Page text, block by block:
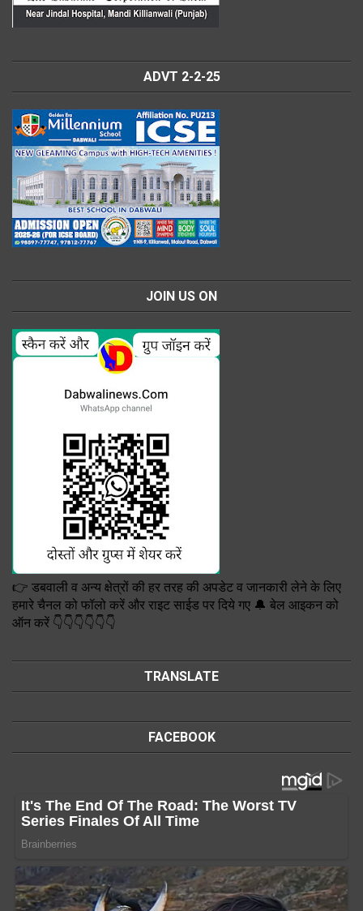
ADVT 2-2-25
JOIN US ON
👉 डबवाली व अन्य क्षेत्रों की हर तरह की अपडेट व जानकारी लेने के लिए
हमारे चैनल को फॉलो करें और राइट साईड पर दिये गए 🔔 बेल आइकन को
ऑन करें 👇👇👇👇👇👇
TRANSLATE
FACEBOOK